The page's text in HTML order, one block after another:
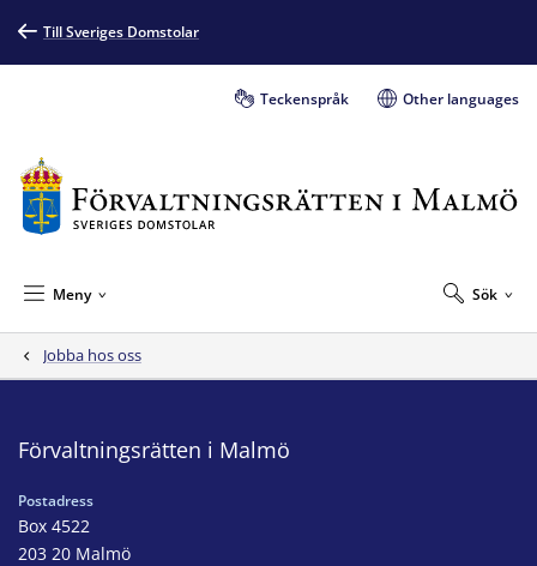
Till Sveriges Domstolar
Teckenspråk Other languages
Sök
Meny
Jobba hos oss
Förvaltningsrätten i Malmö
Postadress
Box 4522
203 20 Malmö